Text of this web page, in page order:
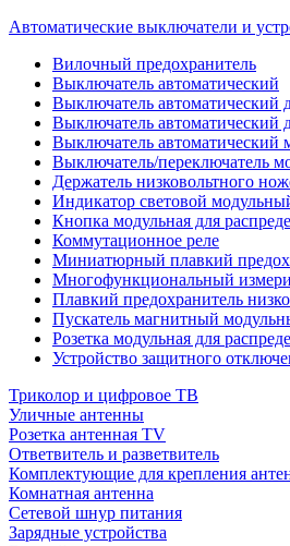
Автоматические выключатели и
Вилочный предохранитель
Выключатель автоматический
Выключатель автоматический
Выключатель автоматический
Выключатель автоматический
Выключатель/переключатель
Держатель низковольтного
Индикатор световой
Кнопка модульная для
Коммутационное реле
Миниатюрный плавкий
Многофункциональный
Плавкий предохранитель
Пускатель магнитный
Розетка модульная для
Устройство защитного
Триколор и цифровое ТВ
Уличные антенны
Розетка антенная TV
Ответвитель и разветвитель
Комплектующие для крепления
Комнатная антенна
Сетевой шнур питания
Зарядные устройства